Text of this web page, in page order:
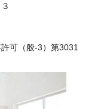
可（般-3）第3031